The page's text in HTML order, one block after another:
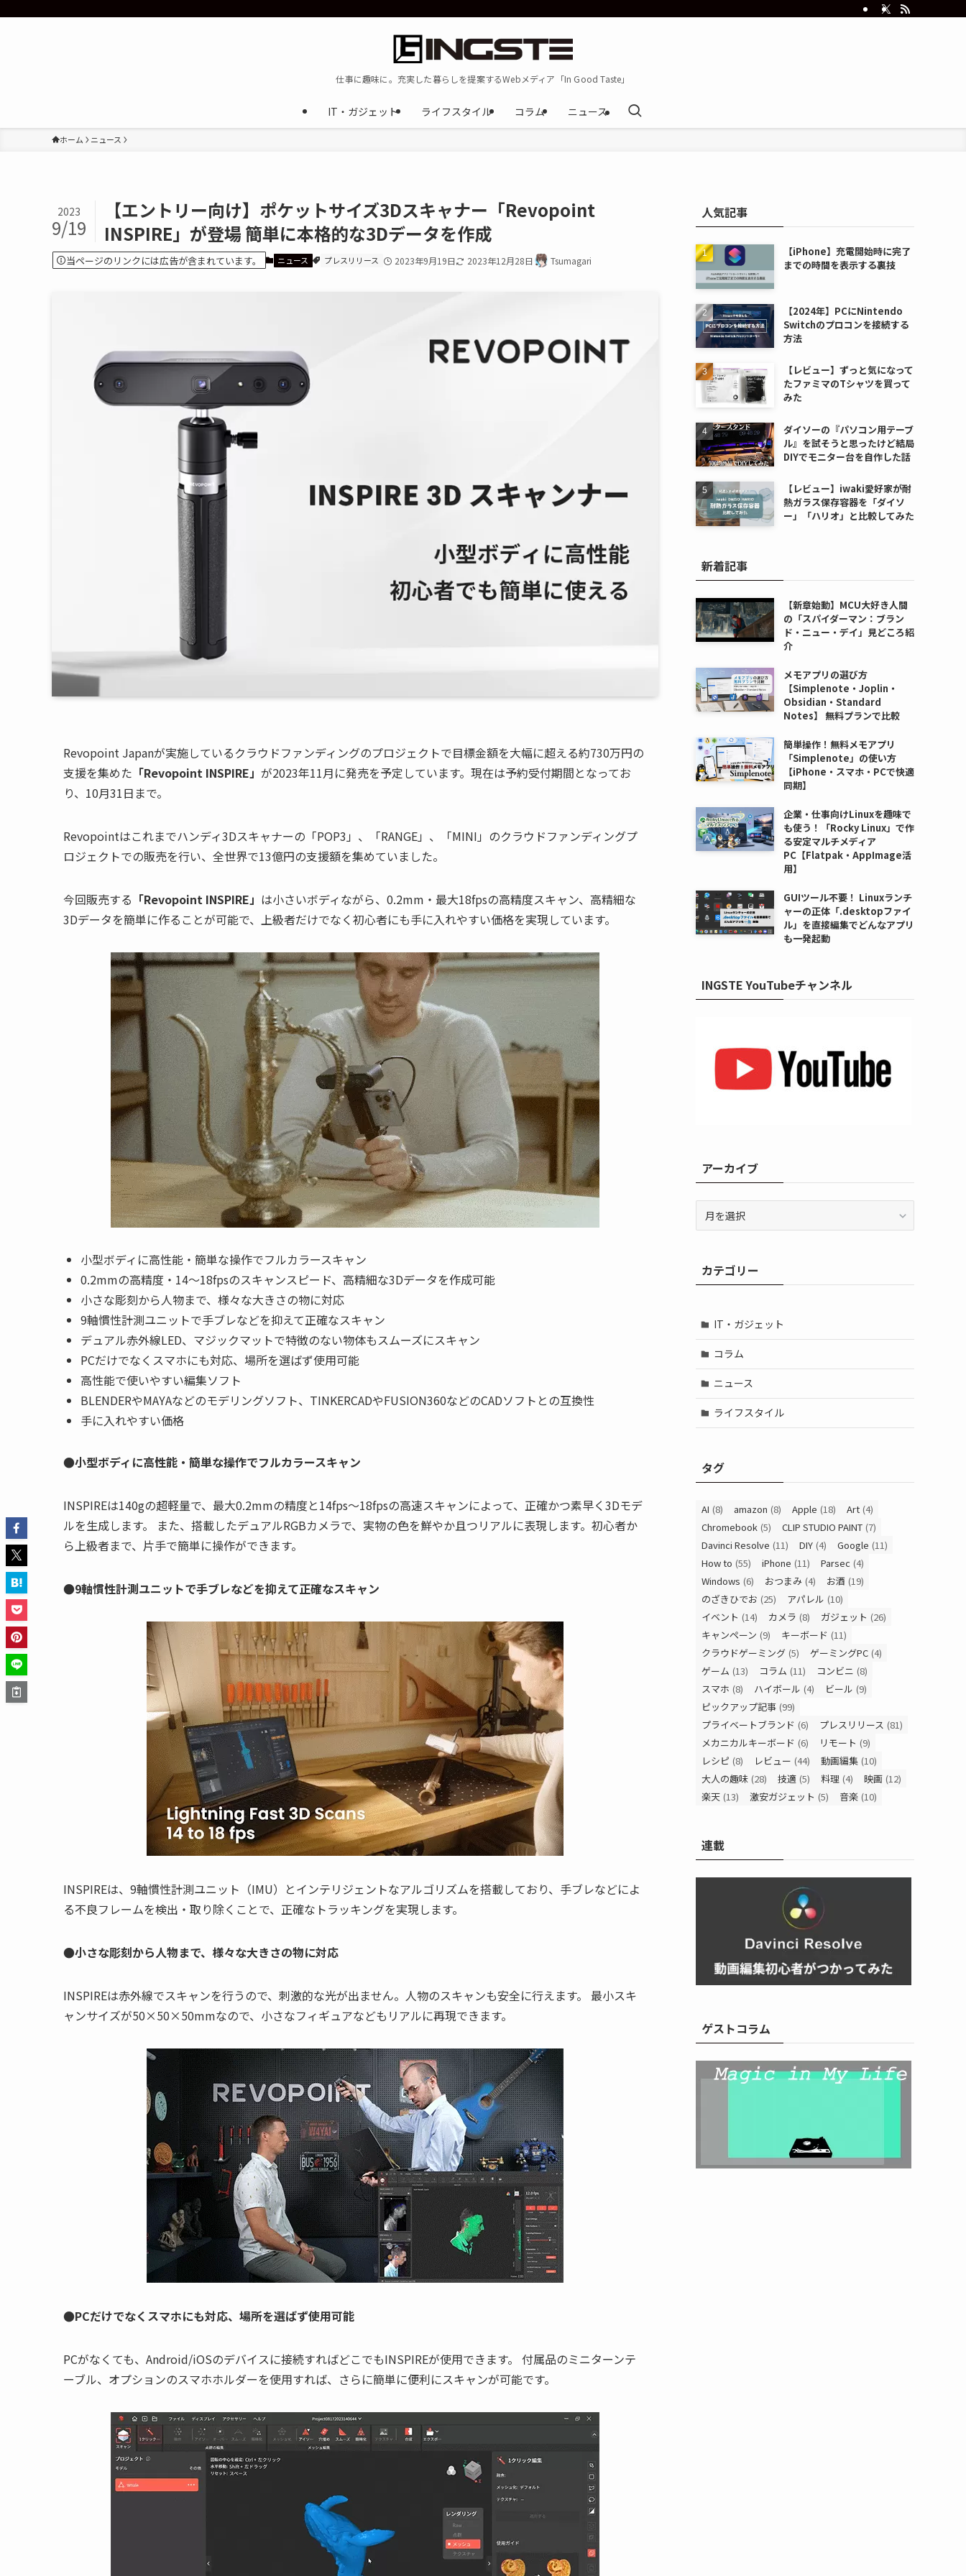
仕事に趣味に。充実した暮らしを提案するWebメディア「In Good Taste」
IT・ガジェット ライフスタイル コラム ニュース
ホーム ニュース
【エントリー向け】ポケットサイズ3Dスキャナー「Revopoint
INSPIRE」が登場 簡単に本格的な3Dデータを作成
2023
9/19
当ページのリンクには広告が含まれています。 ニュース プレスリリース 2023年9月19日 2023年12月28日 Tsumagari
Revopoint Japanが実施しているクラウドファンディングのプロジェクトで目標金額を大幅に超える約730万円の
支援を集めた 「Revopoint INSPIRE」 が2023年11月に発売を予定しています。現在は予約受付期間となってお
り、10月31日まで。
Revopointはこれまでハンディ3Dスキャナーの「POP3」、「RANGE」、「MINI」のクラウドファンディングプ
ロジェクトでの販売を行い、全世界で13億円の支援額を集めていました。
今回販売する 「Revopoint INSPIRE」 は小さいボディながら、0.2mm・最大18fpsの高精度スキャン、高精細な
3Dデータを簡単に作ることが可能で、上級者だけでなく初心者にも手に入れやすい価格を実現しています。
小型ボディに高性能・簡単な操作でフルカラースキャン
0.2mmの高精度・14〜18fpsのスキャンスピード、高精細な3Dデータを作成可能
小さな彫刻から人物まで、様々な大きさの物に対応
9軸慣性計測ユニットで手ブレなどを抑えて正確なスキャン
デュアル赤外線LED、マジックマットで特徴のない物体もスムーズにスキャン
PCだけでなくスマホにも対応、場所を選ばず使用可能
高性能で使いやすい編集ソフト
BLENDERやMAYAなどのモデリングソフト、TINKERCADやFUSION360などのCADソフトとの互換性
手に入れやすい価格
●小型ボディに高性能・簡単な操作でフルカラースキャン
INSPIREは140gの超軽量で、最大0.2mmの精度と14fps〜18fpsの高速スキャンによって、正確かつ素早く3Dモデ
ルを生成します。 また、搭載したデュアルRGBカメラで、実物の色を鮮やか且つリアルに表現します。初心者か
ら上級者まで、片手で簡単に操作ができます。
●9軸慣性計測ユニットで手ブレなどを抑えて正確なスキャン
INSPIREは、9軸慣性計測ユニット（IMU）とインテリジェントなアルゴリズムを搭載しており、手ブレなどによ
る不良フレームを検出・取り除くことで、正確なトラッキングを実現します。
●小さな彫刻から人物まで、様々な大きさの物に対応
INSPIREは赤外線でスキャンを行うので、刺激的な光が出ません。人物のスキャンも安全に行えます。 最小スキ
ャンサイズが50×50×50mmなので、小さなフィギュアなどもリアルに再現できます。
●PCだけでなくスマホにも対応、場所を選ばず使用可能
PCがなくても、Android/iOSのデバイスに接続すればどこでもINSPIREが使用できます。 付属品のミニターンテ
ーブル、オプションのスマホホルダーを使用すれば、さらに簡単に便利にスキャンが可能です。
人気記事
【iPhone】充電開始時に完了
までの時間を表示する裏技
【2024年】PCにNintendo
Switchのプロコンを接続する
方法
【レビュー】ずっと気になって
たファミマのTシャツを買って
みた
ダイソーの『パソコン用テーブ
ル』を試そうと思ったけど結局
DIYでモニター台を自作した話
【レビュー】iwaki愛好家が耐
熱ガラス保存容器を「ダイソ
ー」「ハリオ」と比較してみた
新着記事
【新章始動】MCU大好き人間
の「スパイダーマン：ブラン
ド・ニュー・デイ」見どころ紹
介
メモアプリの選び方
【Simplenote・Joplin・
Obsidian・Standard
Notes】 無料プランで比較
簡単操作！無料メモアプリ
「Simplenote」の使い方
【iPhone・スマホ・PCで快適
同期】
企業・仕事向けLinuxを趣味で
も使う！「Rocky Linux」で作
る安定マルチメディア
PC【Flatpak・AppImage活
用】
GUIツール不要！ Linuxランチ
ャーの正体「.desktopファイ
ル」を直接編集でどんなアプリ
も一発起動
INGSTE YouTubeチャンネル
アーカイブ
ブカテゴリー
IT・ガジェット
コラム
ニュース
ライフスタイル
タグ
AI (8) amazon (8) Apple (18) Art (4)
Chromebook (5) CLIP STUDIO PAINT (7)
Davinci Resolve (11) DIY (4) Google (11)
How to (55) iPhone (11) Parsec (4)
Windows (6) おつまみ (4) お酒 (19)
のざきひでお (25) アパレル (10)
イベント (14) カメラ (8) ガジェット (26)
キャンペーン (9) キーボード (11)
クラウドゲーミング (5) ゲーミングPC (4)
ゲーム (13) コラム (11) コンビニ (8)
スマホ (8) ハイボール (4) ビール (9)
ピックアップ記事 (99)
プライベートブランド (6) プレスリリース (81)
メカニカルキーボード (6) リモート (9)
レシピ (8) レビュー (44) 動画編集 (10)
大人の趣味 (28) 技適 (5) 料理 (4) 映画 (12)
楽天 (13) 激安ガジェット (5) 音楽 (10)
連載
ゲストコラム